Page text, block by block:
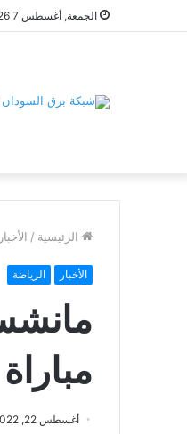
الجمعة, أغسطس 7 2026
الرئيسية / الأخبار
الأخبار الرياضة
أغسطس 22, 2022